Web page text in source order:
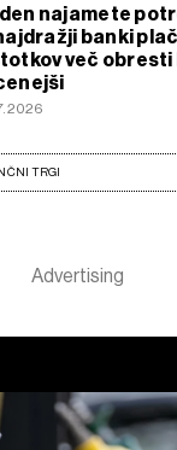
najamete
banki
več obresti
TRGI